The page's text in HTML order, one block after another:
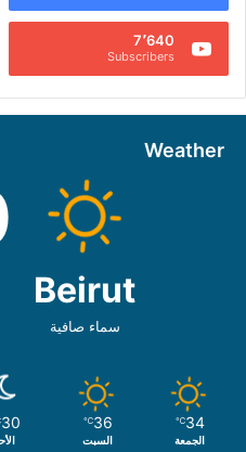
7٬640
Subscribers
Weather
Beirut
سماء صافية
34
℃
الجمعة
36
℃
السبت
30